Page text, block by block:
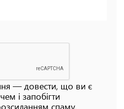
— довести, що ви є
і запобігти
спаму.